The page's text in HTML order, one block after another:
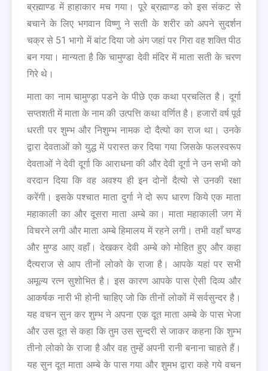
ब्रह्माण्ड में हाहाकार मच गया। पूरे ब्रह्माण्ड को इस संकट से
बचाने के लिए भगवान विष्णु ने सती के शरीर को अपने सुदर्शन
चक्र से 51 भागो में बांट दिया जो अंग जहां पर गिरा वह शक्ति पीठ
बन गया। मान्यता है कि चामुण्डा देवी मंदिर में माता सती के चरण
गिरे थे।
माता का नाम चामुण्ड़ा पडने के पीछे एक कथा प्रचलित है। दूर्गा
सप्तशती में माता के नाम की उत्पत्ति कथा वर्णित है। हजारों वर्ष पूर्व
धरती पर शुम्भ और निशुम्भ नामक दो दैत्यो का राज था। उनके
द्वारा देवताओं को युद्ध में परास्त कर दिया गया जिसके फलस्वरूप
देवताओं ने देवी दूर्गा कि आराधना की और देवी दूर्गा ने उन सभी को
वरदान दिया कि वह अवश्य ही इन दोनों दैत्यो से उनकी रक्षा
करेंगी। इसके पश्चात माता दुर्गा ने दो रूप धारण किये एक माता
महाकाली का और दूसरा माता अम्बे का। माता महाकाली जग में
विचरने लगी और माता अम्बे हिमालय में रहने लगी। तभी वहाँ चण्ड
और मुण्ड आए वहाँ। देखकर देवी अम्बे को मोहित हुए और कहा
दैत्यराज से आप तीनों लोको के राजा है। आपके यहां पर सभी
अमूल्य रत्‍न सुशोभित है। इस कारण आपके पास ऐसी दिव्य और
आकर्षक नारी भी होनी चाहिए जो कि तीनों लोकों में सर्वसुन्दर है।
यह वचन सुन कर शुम्भ ने अपना एक दूत माता अम्बे के पास भेजा
और उस दूत से कहा कि तुम उस सुन्दरी से जाकर कहना कि शुम्भ
तीनो लोको के राजा है और वह तुम्हें अपनी रानी बनाना चाहते हैं।
यह सुन दूत माता अम्बे के पास गया और शुमभ द्वारा कहे गये वचन